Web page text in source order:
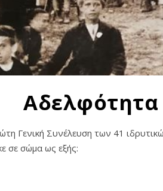
Γενική Συνέλευση των 41
σε σώμα ως εξής: